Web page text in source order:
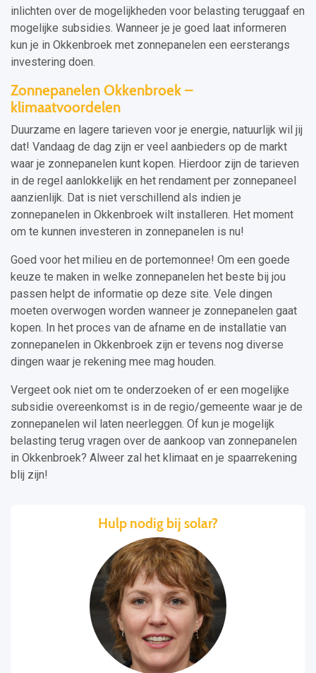
inlichten over de mogelijkheden voor belasting teruggaaf en
mogelijke subsidies. Wanneer je je goed laat informeren
kun je in Okkenbroek met zonnepanelen een eersterangs
investering doen.
Zonnepanelen Okkenbroek –
klimaatvoordelen
Duurzame en lagere tarieven voor je energie, natuurlijk wil jij
dat! Vandaag de dag zijn er veel aanbieders op de markt
waar je zonnepanelen kunt kopen. Hierdoor zijn de tarieven
in de regel aanlokkelijk en het rendament per zonnepaneel
aanzienlijk. Dat is niet verschillend als indien je
zonnepanelen in Okkenbroek wilt installeren. Het moment
om te kunnen investeren in zonnepanelen is nu!
Goed voor het milieu en de portemonnee! Om een goede
keuze te maken in welke zonnepanelen het beste bij jou
passen helpt de informatie op deze site. Vele dingen
moeten overwogen worden wanneer je zonnepanelen gaat
kopen. In het proces van de afname en de installatie van
zonnepanelen in Okkenbroek zijn er tevens nog diverse
dingen waar je rekening mee mag houden.
Vergeet ook niet om te onderzoeken of er een mogelijke
subsidie overeenkomst is in de regio/gemeente waar je de
zonnepanelen wil laten neerleggen. Of kun je mogelijk
belasting terug vragen over de aankoop van zonnepanelen
in Okkenbroek? Alweer zal het klimaat en je spaarrekening
blij zijn!
Hulp nodig bij solar?